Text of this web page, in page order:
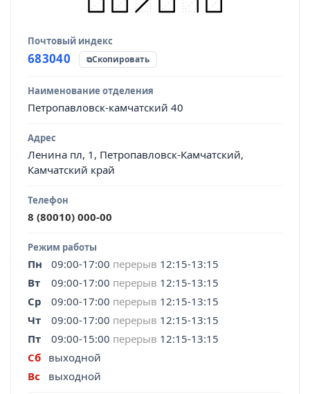
Почтовый индекс
683040 Скопировать
Наименование отделения
Петропавловск-камчатский 40
Адрес
Ленина пл, 1, Петропавловск-Камчатский,
Камчатский край
Телефон
8 (80010) 000-00
Режим работы
Пн 09:00-17:00 перерыв 12:15-13:15
Вт
09:00-17:00 перерыв 12:15-13:15
Ср
09:00-17:00 перерыв 12:15-13:15
Чт
09:00-17:00 перерыв 12:15-13:15
Пт
09:00-15:00 перерыв 12:15-13:15
Сб выходной
Вс
выходной
Источник данных